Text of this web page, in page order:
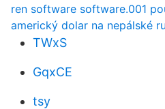
ren software software.001
americký dolar na nepálské
TWxS
GqxCE
tsy